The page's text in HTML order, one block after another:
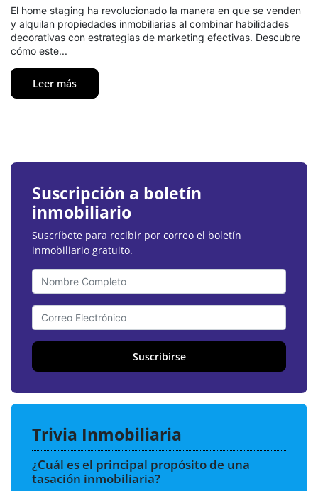
El home staging ha revolucionado la manera en que se venden
y alquilan propiedades inmobiliarias al combinar habilidades
decorativas con estrategias de marketing efectivas. Descubre
cómo este...
Leer más
Suscripción a boletín
inmobiliario
Suscríbete para recibir por correo el boletín
inmobiliario gratuito.
Suscribirse
Trivia Inmobiliaria
¿Cuál es el principal propósito de una
tasación inmobiliaria?